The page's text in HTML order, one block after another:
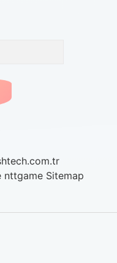
nttgame Sitemap